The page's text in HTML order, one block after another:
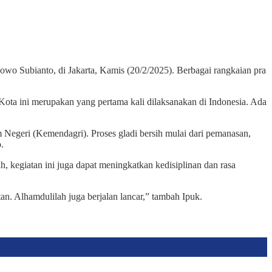
Subianto, di Jakarta, Kamis (20/2/2025). Berbagai rangkaian pra
ini merupakan yang pertama kali dilaksanakan di Indonesia. Ada
(Kemendagri). Proses gladi bersih mulai dari pemanasan,
kegiatan ini juga dapat meningkatkan kedisiplinan dan rasa
Alhamdulilah juga berjalan lancar,” tambah Ipuk.